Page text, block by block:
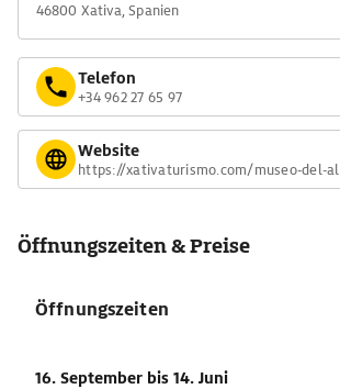
46800 Xativa, Spanien
Telefon
+34 962 27 65 97
Website
https://xativaturismo.com/museo-del-
Öffnungszeiten & Preise
Öffnungszeiten
16. September bis 14. Juni